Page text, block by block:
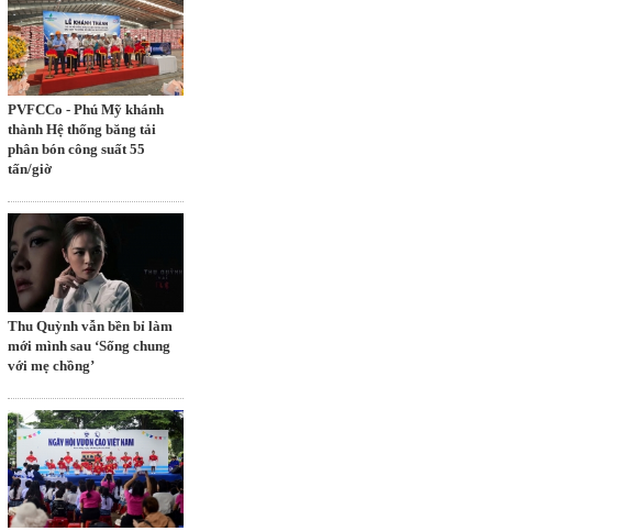
PVFCCo - Phú Mỹ khánh
thành Hệ thống băng tải
phân bón công suất 55
tấn/giờ
Thu Quỳnh vẫn bền bỉ làm
mới mình sau ‘Sống chung
với mẹ chồng’